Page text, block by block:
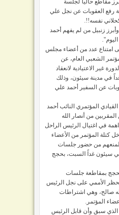
مقاطع حالياً لجلسة
رفع العقوبات عن نجل علي
نفسه!!.
زنبيل من لم يفهم أحمد
‏امتناع عدد من أعضاء مجلس
الشعبي العام، عن
غير الاعتيادية لانعقاد
في مدينة سيئون، وذلك
عن السفير أحمد علي
المؤتمري النائب أحمد
المقربين من أنصار الله
في اغتيال الرئيس الراحل
كتلة المؤتمر من الأعضاء
لمنعهم من حضور جلسات
سيئون غداً السبت، بحجج
بمقاطعة جلسات
الأممي على نجل الرئيس
صالح، وهي اشتراطات
المؤتمر.
الذي سبق وأن قابل الرئيس